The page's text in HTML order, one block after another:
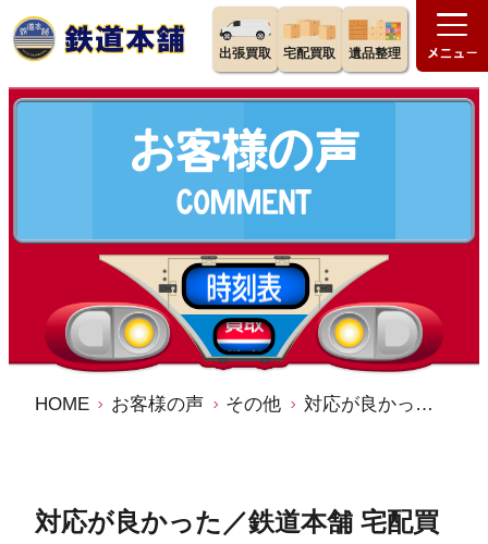
出張買取 宅配買取 遺品整理
HOME お客様の声 その他 対応が良かった／鉄道本舗 宅配買取 出張買取 口コミ 評判
対応が良かった／鉄道本舗 宅配買